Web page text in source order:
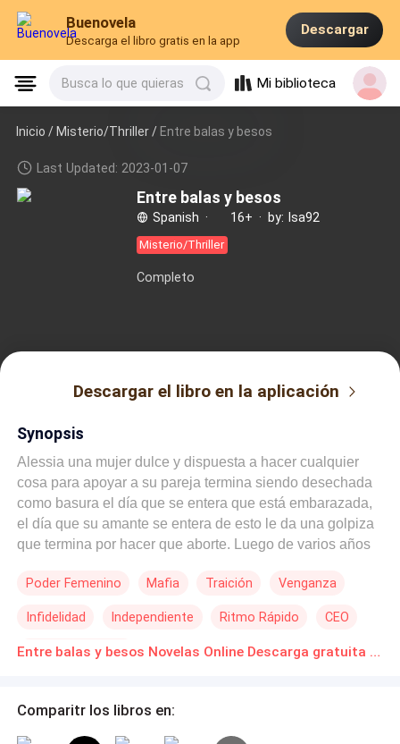
Buenovela
Descarga el libro gratis en la app
Descargar
Busca lo que quieras Mi biblioteca
Inicio /Misterio/Thriller/ Entre balas y besos
Last Updated: 2023-01-07
Entre balas y besos
Spanish · 16+ · by: Isa92
Misterio/Thriller
Completo
Descargar el libro en la aplicación
Synopsis
Alessia una mujer dulce y dispuesta a hacer cualquier
cosa para apoyar a su pareja termina siendo desechada
como basura el día que se entera que está embarazada,
el día que su amante se entera de esto le da una golpiza
que termina por hacer que aborte. Luego de varios años
con la ayuda de Alessandro un jefe mafioso que la va a
vuelve no solo con otra actitud si no con otro nombre y
físico, su ex que la hacía muerta la reconoce gracias al
con el apoyo de su rival va a querer matarla solo que no
Poder Femenino Mafia Traición Venganza
Infidelidad Independiente Ritmo Rápido CEO
Romance oscuro Entre balas y besos Novelas Online Descarga gratuita de PDF
Comparitr los libros en: